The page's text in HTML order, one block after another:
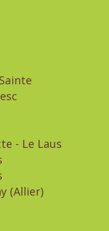
- Le Laus
(Allier)